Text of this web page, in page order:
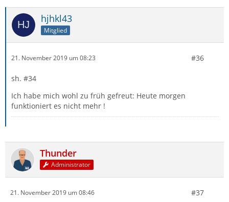
hjhkl43
Mitglied
21. November 2019 um 08:23 #36
sh. #34
Ich habe mich wohl zu früh gefreut: Heute morgen
funktioniert es nicht mehr !
Thunder
Administrator
21. November 2019 um 08:46 #37